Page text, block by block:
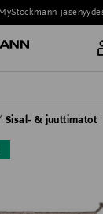
MIEHET LAPSET
Sisal- & juuttimatot